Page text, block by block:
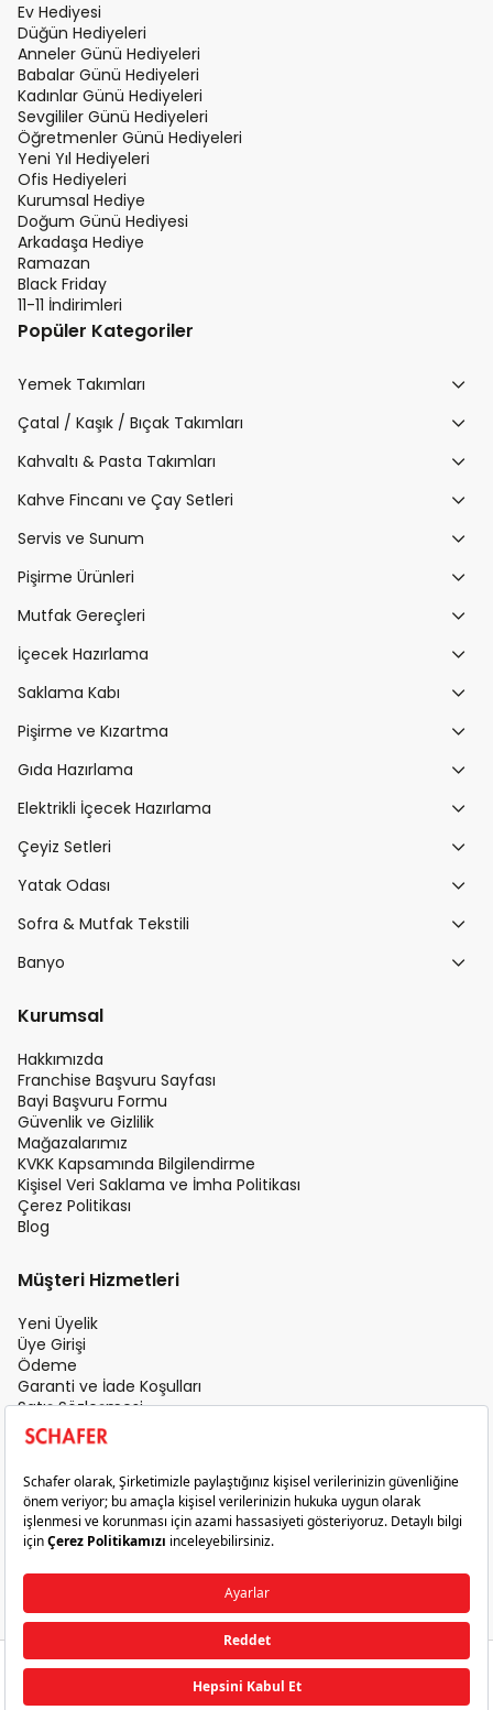
Ev Hediyesi
Düğün Hediyeleri
Anneler Günü Hediyeleri
Babalar Günü Hediyeleri
Kadınlar Günü Hediyeleri
Sevgililer Günü Hediyeleri
Öğretmenler Günü Hediyeleri
Yeni Yıl Hediyeleri
Ofis Hediyeleri
Kurumsal Hediye
Doğum Günü Hediyesi
Arkadaşa Hediye
Ramazan
Black Friday
11-11 İndirimleri
Popüler Kategoriler
Yemek Takımları
Çatal / Kaşık / Bıçak Takımları
Kahvaltı & Pasta Takımları
Kahve Fincanı ve Çay Setleri
Servis ve Sunum
Pişirme Ürünleri
Mutfak Gereçleri
İçecek Hazırlama
Saklama Kabı
Pişirme ve Kızartma
Gıda Hazırlama
Elektrikli İçecek Hazırlama
Çeyiz Setleri
Yatak Odası
Sofra & Mutfak Tekstili
Banyo
Kurumsal
Hakkımızda
Franchise Başvuru Sayfası
Bayi Başvuru Formu
Güvenlik ve Gizlilik
Mağazalarımız
KVKK Kapsamında Bilgilendirme
Kişisel Veri Saklama ve İmha Politikası
Çerez Politikası
Blog
Müşteri Hizmetleri
Yeni Üyelik
Üye Girişi
Ödeme
Garanti ve İade Koşulları
Satış Sözleşmesi
Üyelik Sözleşmesi
İletişim
Teslimat Koşulları
Gizlilik ve Güvenlik
Sık Sorulan Sorular
Satış Sonrası Hizmet
© 2026 Schafer. Tüm Hakları Saklıdır.